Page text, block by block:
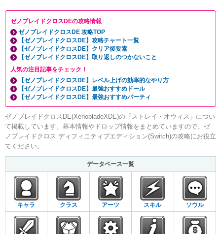
ゼノブレイドクロスDEの攻略情報
ゼノブレイドクロスDE 攻略TOP
【ゼノブレイドクロスDE】攻略チャート一覧
【ゼノブレイドクロスDE】クリア後要素
【ゼノブレイドクロスDE】取り返しのつかないこと
人気の注目記事をチェック！
【ゼノブレイドクロスDE】レベル上げの効率的なやり方
【ゼノブレイドクロスDE】最強おすすめドール
【ゼノブレイドクロスDE】最強おすすめパーティ
ゼノブレイドクロスDE(XenobladeXDE)の「ストレイ・オウィス」につい
て掲載しています。基本情報やドロップ情報をまとめていますので、ゼ
ノブレイドクロス ディフィニティブエディション(Switch)の攻略にお役立
てください。
データベース一覧
キャラ クラス アーツ スキル ソウル